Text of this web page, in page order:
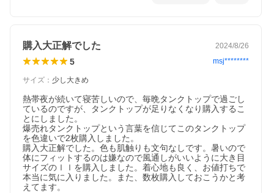
購入大正解でした 2024/8/26
5 msj********
サイズ ： 少し大きめ
熱帯夜が続いて寝苦しいので、毎晩タンクトップで過ごし
ているのですが、タンクトップが足りなくなり購入するこ
とにしました。
爆売れタンクトップという言葉を信じてこのタンクトップ
を色違いで2枚購入しました。
購入大正解でした。色も肌触りも文句なしです。暑いので
体にフィットするのは嫌なので風通しがいいように大き目
サイズのｌｌを購入しました。着心地も良く、お値打ちで
本当に気に入りました。また、数枚購入しておこうかと考
えてます。